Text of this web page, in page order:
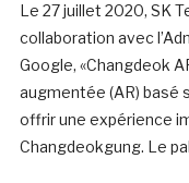
Le 27 juillet 2020, SK
collaboration avec
Google, «Changdeok
augmentée (AR) basé
offrir une expérience
Changdeokgung. Le